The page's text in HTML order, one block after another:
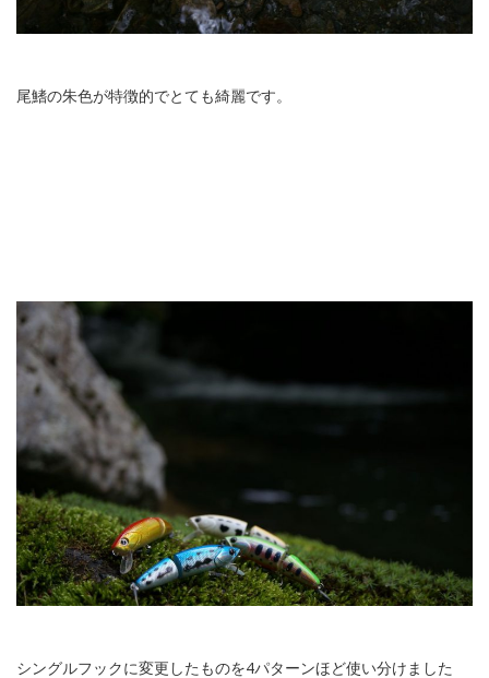
尾鰭の朱色が特徴的でとても綺麗です。
シングルフックに変更したものを4パターンほど使い分けました